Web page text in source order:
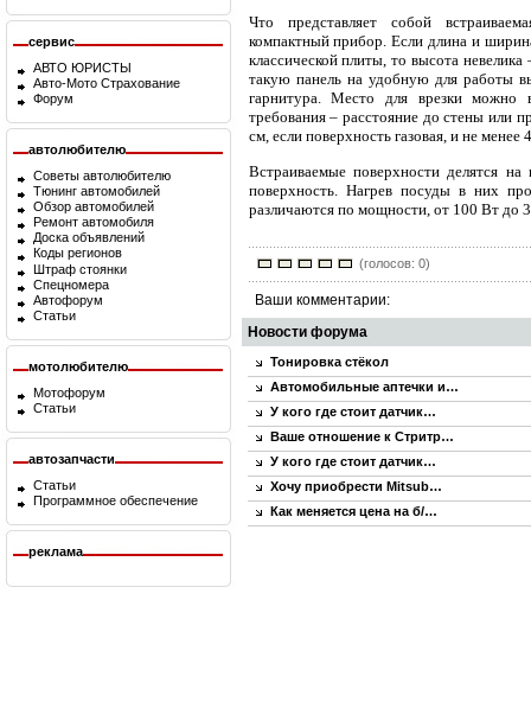
сервис
АВТО ЮРИСТЫ
Авто-Мото Страхование
Форум
автолюбителю
Советы автолюбителю
Тюнинг автомобилей
Обзор автомобилей
Ремонт автомобиля
Доска объявлений
Коды регионов
Штраф стоянки
Спецномера
Автофорум
Статьи
мотолюбителю
Мотофорум
Статьи
автозапчасти
Статьи
Программное обеспечение
реклама
Что представляет собой
компактный прибор. Если длина и
классической плиты, то высота
такую панель на удобную для работы
гарнитура. Место для врезки можно
требования – расстояние до стены или
см, если поверхность газовая, и не менее
Встраиваемые поверхности делятся
поверхность. Нагрев посуды в них
различаются по мощности, от 100 Вт до
(голосов: 0)
Ваши комментарии:
Новости форума
Тонировка стёкол
Автомобильные аптечки и…
У кого где стоит датчик…
Ваше отношение к Стритр…
У кого где стоит датчик…
Хочу приобрести Mitsub…
Как меняется цена на б/…